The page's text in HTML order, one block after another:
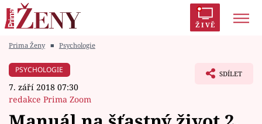
ŽIVĚ
Módní alarm
Prima Ženy ■ Psychologie
PSYCHOLOGIE
7. září 2018 07:30
redakce Prima Zoom
SDÍLET